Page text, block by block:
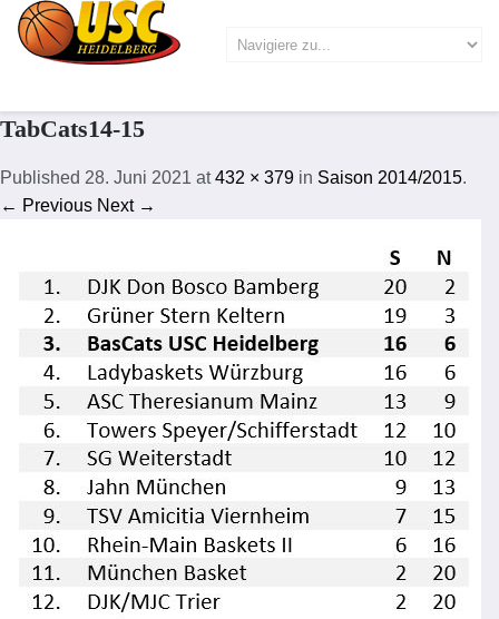
TabCats14-15
Published 28. Juni 2021 at432 × 379 in Saison 2014/2015.
← Previous Next →